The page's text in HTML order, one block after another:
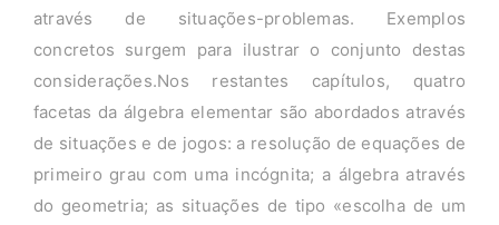
através de situações-problemas. Exemplos
concretos surgem para ilustrar o conjunto destas
considerações.Nos restantes capítulos, quatro
facetas da álgebra elementar são abordados através
de situações e de jogos: a resolução de equações de
primeiro grau com uma incógnita; a álgebra através
do geometria; as situações de tipo «escolha de um